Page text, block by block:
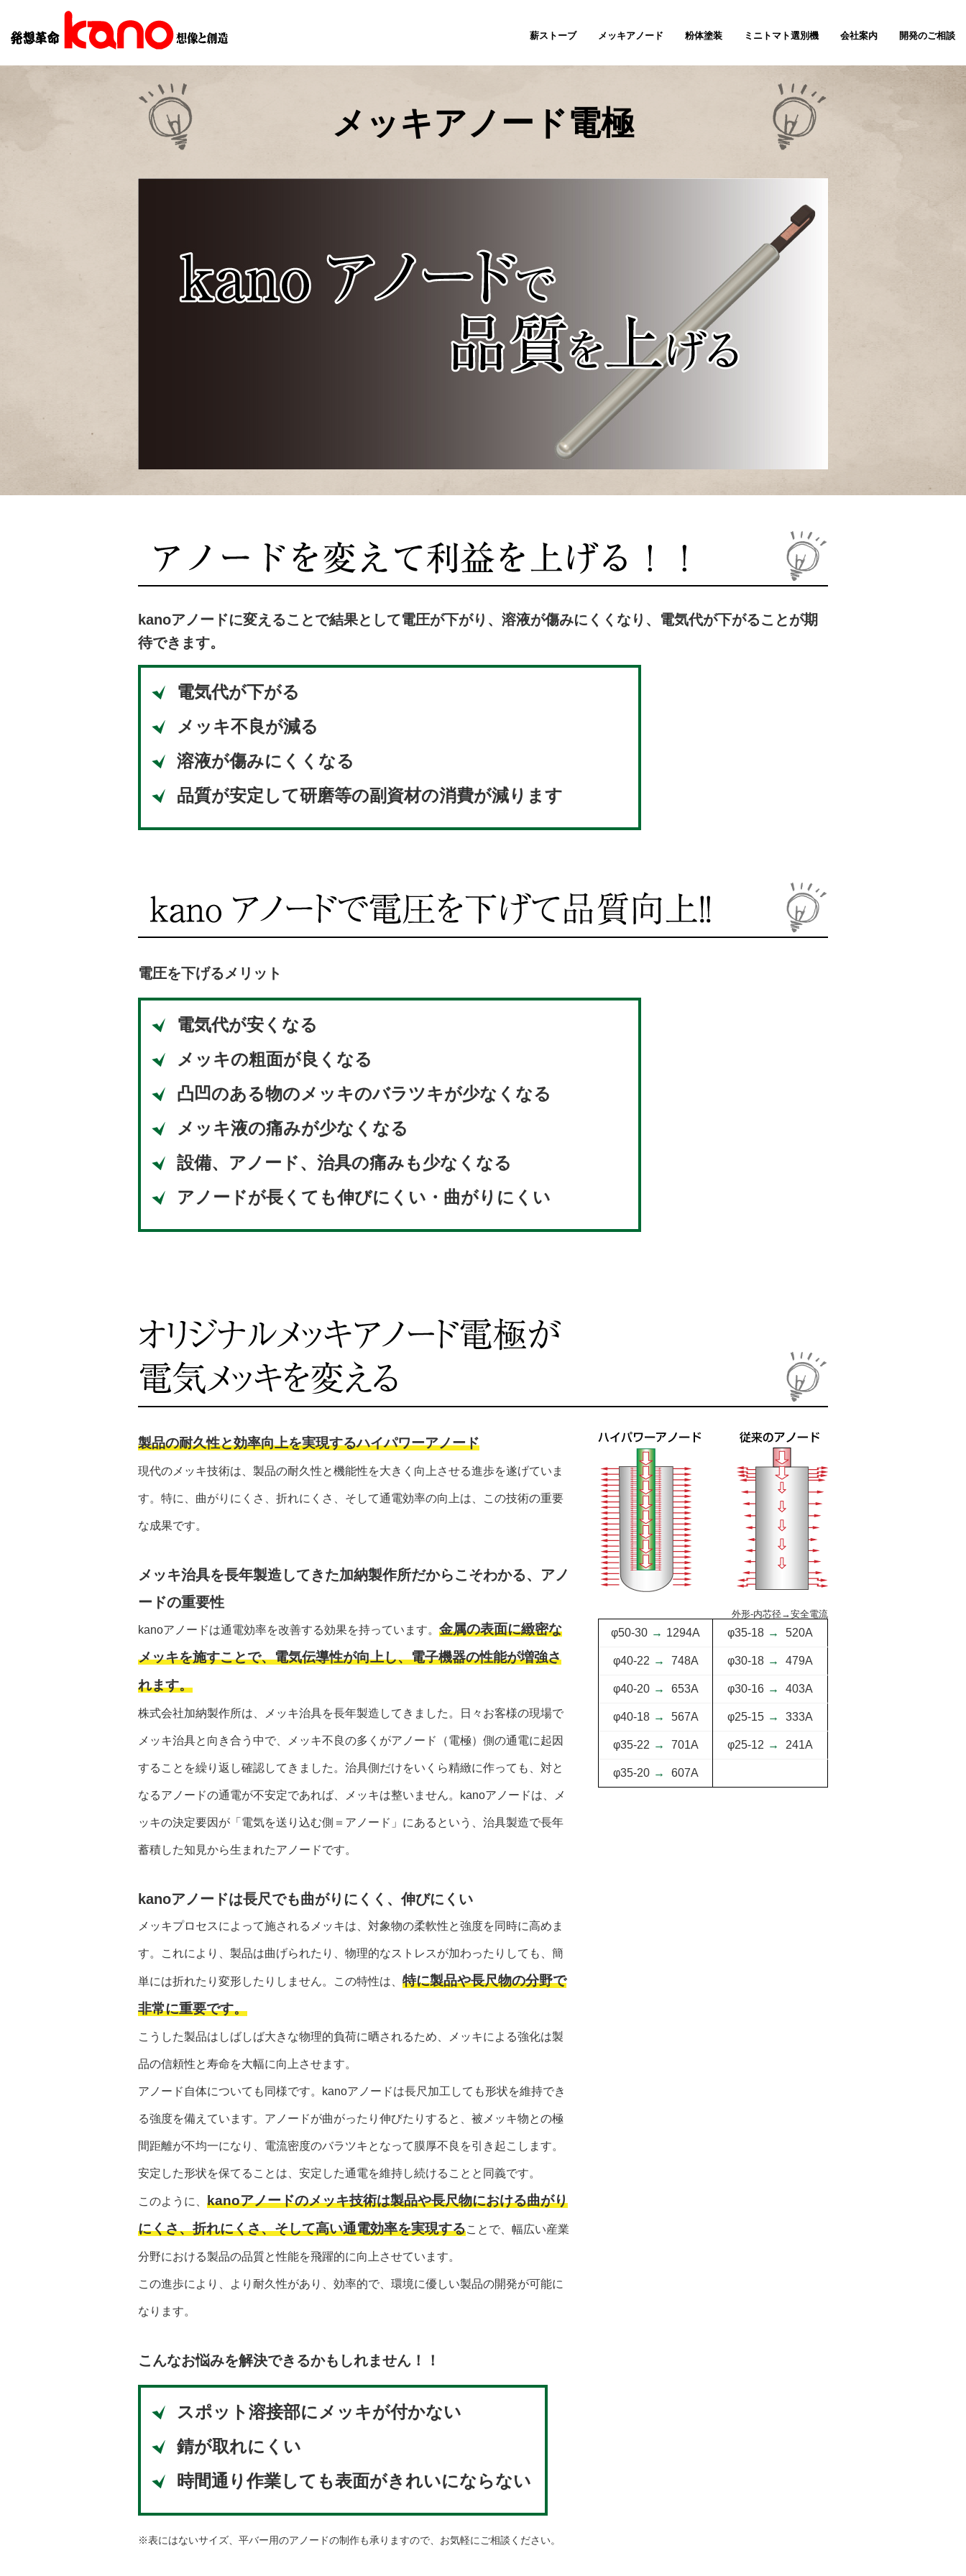
開発のご相談
会社案内
ミニトマト選別機
粉体塗装
メッキアノード
薪ストーブ
メッキアノード電極
kanoアノードに変えることで結果として電圧が下がり、溶液が傷みにくくなり、電気代が下がることが期
待できます。
電気代が下がる
メッキ不良が減る
溶液が傷みにくくなる
品質が安定して研磨等の副資材の消費が減ります
電圧を下げるメリット
電気代が安くなる
メッキの粗面が良くなる
凸凹のある物のメッキのバラツキが少なくなる
メッキ液の痛みが少なくなる
設備、アノード、治具の痛みも少なくなる
アノードが長くても伸びにくい・曲がりにくい
製品の耐久性と効率向上を実現するハイパワーアノード
現代のメッキ技術は、製品の耐久性と機能性を大きく向上させる進歩を遂げていま
す。特に、曲がりにくさ、折れにくさ、そして通電効率の向上は、この技術の重要
な成果です。
メッキ治具を長年製造してきた加納製作所だからこそわかる、アノ
ードの重要性
kanoアノードは通電効率を改善する効果を持っています。 金属の表面に緻密な
メッキを施すことで、電気伝導性が向上し、電子機器の性能が増強さ
れます。
株式会社加納製作所は、メッキ治具を長年製造してきました。日々お客様の現場で
メッキ治具と向き合う中で、メッキ不良の多くがアノード（電極）側の通電に起因
することを繰り返し確認してきました。治具側だけをいくら精緻に作っても、対と
なるアノードの通電が不安定であれば、メッキは整いません。kanoアノードは、メ
ッキの決定要因が「電気を送り込む側＝アノード」にあるという、治具製造で長年
蓄積した知見から生まれたアノードです。
kanoアノードは長尺でも曲がりにくく、伸びにくい
メッキプロセスによって施されるメッキは、対象物の柔軟性と強度を同時に高めま
す。これにより、製品は曲げられたり、物理的なストレスが加わったりしても、簡
単には折れたり変形したりしません。この特性は、 特に製品や長尺物の分野で
非常に重要です。
こうした製品はしばしば大きな物理的負荷に晒されるため、メッキによる強化は製
品の信頼性と寿命を大幅に向上させます。
アノード自体についても同様です。kanoアノードは長尺加工しても形状を維持でき
る強度を備えています。アノードが曲がったり伸びたりすると、被メッキ物との極
間距離が不均一になり、電流密度のバラツキとなって膜厚不良を引き起こします。
安定した形状を保てることは、安定した通電を維持し続けることと同義です。
このように、 kanoアノードのメッキ技術は製品や長尺物における曲がり
にくさ、折れにくさ、そして高い通電効率を実現することで、幅広い産業
分野における製品の品質と性能を飛躍的に向上させています。
この進歩により、より耐久性があり、効率的で、環境に優しい製品の開発が可能に
なります。
こんなお悩みを解決できるかもしれません！！
スポット溶接部にメッキが付かない
錆が取れにくい
時間通り作業しても表面がきれいにならない
※表にはないサイズ、平バー用のアノードの制作も承りますので、お気軽にご相談ください。
外形-内芯径→安全電流
φ50-30 → 1294A φ35-18 → 520A
φ40-22 → 748A φ30-18 → 479A
φ40-20 → 653A φ30-16 → 403A
φ40-18 → 567A φ25-15 → 333A
φ35-22 → 701A φ25-12 → 241A
φ35-20 → 607A